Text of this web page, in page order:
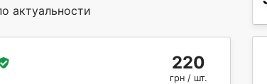
актуальности
220
грн / шт.